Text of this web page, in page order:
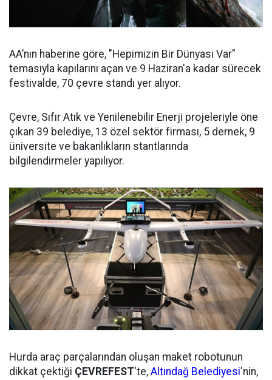
AA’nın haberine göre, "Hepimizin Bir Dünyası Var"
temasıyla kapılarını açan ve 9 Haziran'a kadar sürecek
festivalde, 70 çevre standı yer alıyor.
Çevre, Sıfır Atık ve Yenilenebilir Enerji projeleriyle öne
çıkan 39 belediye, 13 özel sektör firması, 5 dernek, 9
üniversite ve bakanlıkların stantlarında
bilgilendirmeler yapılıyor.
Hurda araç parçalarından oluşan maket robotunun
dikkat çektiği ÇEVREFEST'te, Altındağ Belediyesi'nin,